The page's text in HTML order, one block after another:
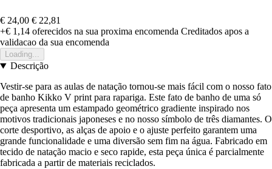
€ 24,00 € 22,81
+€ 1,14 oferecidos na sua proxima encomenda Creditados apos a
validacao da sua encomenda
Loading...
Descrição
Vestir-se para as aulas de natação tornou-se mais fácil com o nosso fato
de banho Kikko V print para rapariga. Este fato de banho de uma só
peça apresenta um estampado geométrico gradiente inspirado nos
motivos tradicionais japoneses e no nosso símbolo de três diamantes. O
corte desportivo, as alças de apoio e o ajuste perfeito garantem uma
grande funcionalidade e uma diversão sem fim na água. Fabricado em
tecido de natação macio e seco rapide, esta peça única é parcialmente
fabricada a partir de materiais reciclados.